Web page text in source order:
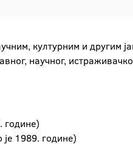
културним и другим
научног,
године)
1989. године)